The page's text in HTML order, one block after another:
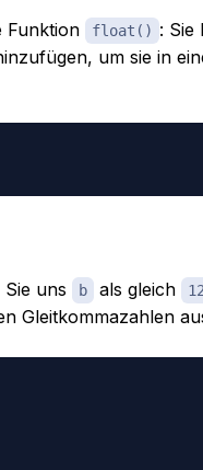
Funktion float() : Sie
um sie in
uns b als gleich
Gleitkommazahlen